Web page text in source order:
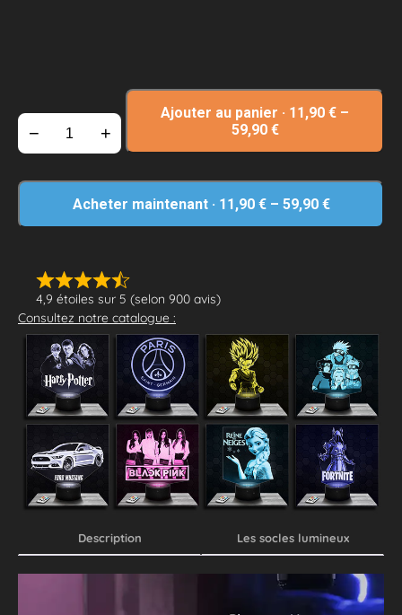
4,9 étoiles sur 5 (selon 900 avis)
Consultez notre catalogue :
− +
Ajouter au panier · 11,90 € –
59,90 €
Acheter maintenant · 11,90 €– 59,90 €
Description Les socles lumineux